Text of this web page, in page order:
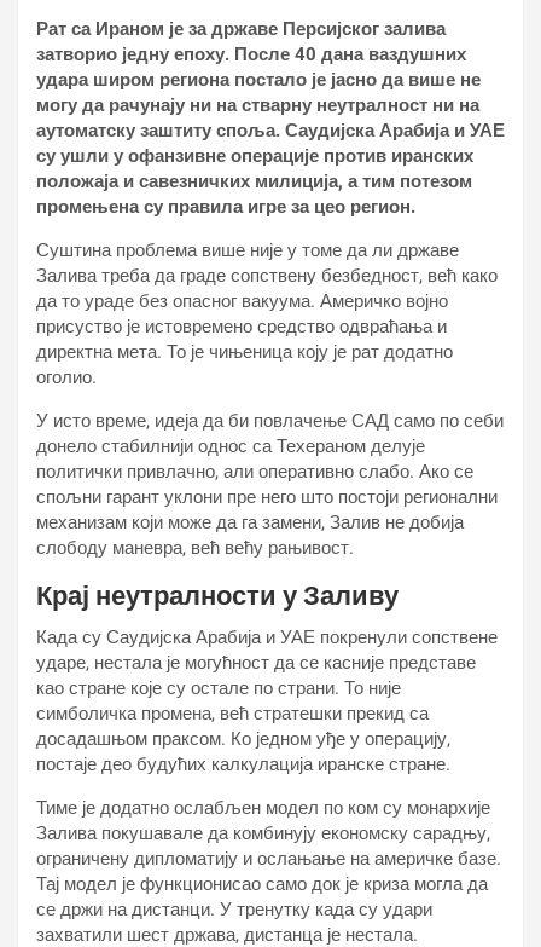
Рат са Ираном је за државе Персијског залива
затворио једну епоху. После 40 дана ваздушних
удара широм региона постало је јасно да више не
могу да рачунају ни на стварну неутралност ни на
аутоматску заштиту споља. Саудијска Арабија и УАЕ
су ушли у офанзивне операције против иранских
положаја и савезничких милиција, а тим потезом
промењена су правила игре за цео регион.
Суштина проблема више није у томе да ли државе
Залива треба да граде сопствену безбедност, већ како
да то ураде без опасног вакуума. Америчко војно
присуство је истовремено средство одвраћања и
директна мета. То је чињеница коју је рат додатно
оголио.
У исто време, идеја да би повлачење САД само по себи
донело стабилнији однос са Техераном делује
политички привлачно, али оперативно слабо. Ако се
спољни гарант уклони пре него што постоји регионални
механизам који може да га замени, Залив не добија
слободу маневра, већ већу рањивост.
Крај неутралности у Заливу
Када су Саудијска Арабија и УАЕ покренули сопствене
ударе, нестала је могућност да се касније представе
као стране које су остале по страни. То није
симболичка промена, већ стратешки прекид са
досадашњом праксом. Ко једном уђе у операцију,
постаје део будућих калкулација иранске стране.
Тиме је додатно ослабљен модел по ком су монархије
Залива покушавале да комбинују економску сарадњу,
ограничену дипломатију и ослањање на америчке базе.
Тај модел је функционисао само док је криза могла да
се држи на дистанци. У тренутку када су удари
захватили шест држава, дистанца је нестала.